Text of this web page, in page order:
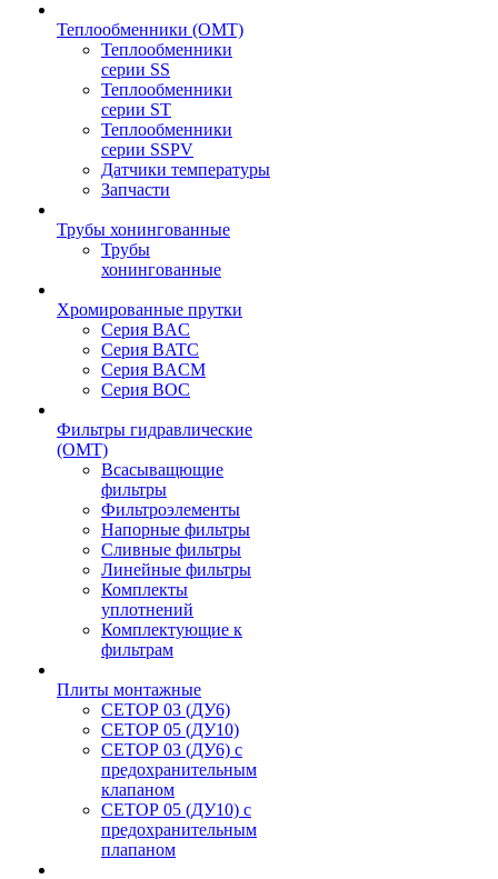
Теплообменники (OMT)
Теплообменники
серии SS
Теплообменники
серии ST
Теплообменники
серии SSPV
Датчики температуры
Запчасти
Трубы хонингованные
Трубы
хонингованные
Хромированные прутки
Серия BAC
Серия BATC
Серия BACM
Серия BOC
Фильтры гидравлические
(OMT)
Всасыващющие
фильтры
Фильтроэлементы
Напорные фильтры
Сливные фильтры
Линейные фильтры
Комплекты
уплотнений
Комплектующие к
фильтрам
Плиты монтажные
CЕТОР 03 (ДУ6)
CЕТОР 05 (ДУ10)
CЕТОР 03 (ДУ6) с
предохранительным
клапаном
CЕТОР 05 (ДУ10) с
предохранительным
плапаном